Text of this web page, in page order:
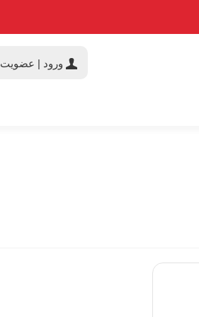
ورود | عضویت